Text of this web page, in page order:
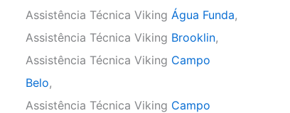
Assistência Técnica Viking Água Funda,
Assistência Técnica Viking Brooklin,
Assistência Técnica Viking Campo
Belo,
Assistência Técnica Viking Campo